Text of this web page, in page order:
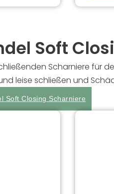
Soft
Scharniere für
leise schließen und
Soft Closing Scharniere